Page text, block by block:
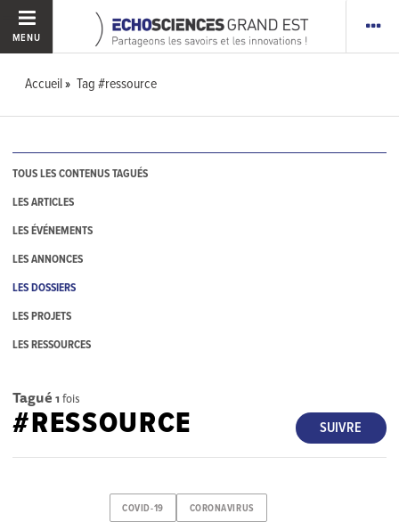
MENU
Accueil Tag #ressource
TOUS LES CONTENUS TAGUÉS
LES ARTICLES
LES ÉVÉNEMENTS
LES ANNONCES
LES DOSSIERS
LES PROJETS
LES RESSOURCES
Tagué 1 fois
SUIVRE
#RESSOURCE
COVID-19 CORONAVIRUS